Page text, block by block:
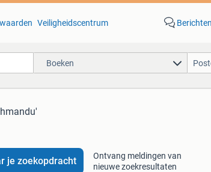
Veiligheidscentrum Berichten
Boeken
je zoekopdracht
Ontvang meldingen van
nieuwe zoekresultaten